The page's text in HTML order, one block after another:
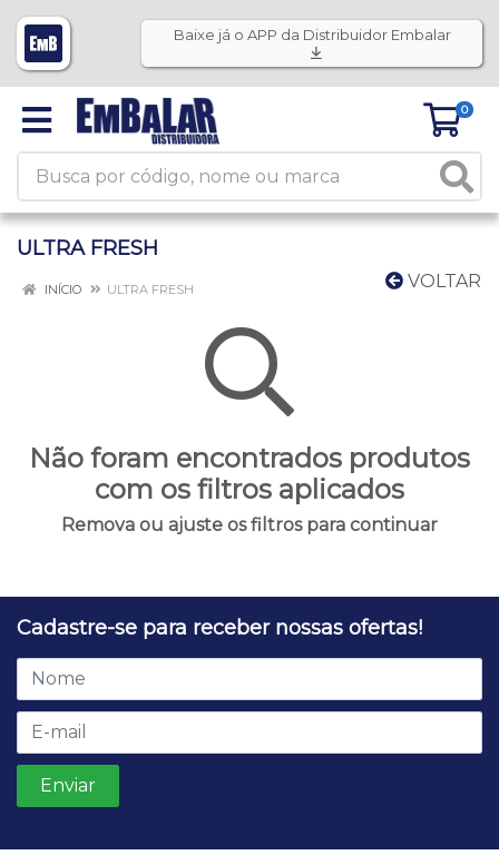
Baixe já o APP da Distribuidor Embalar
0
ULTRA FRESH
VOLTAR
INÍCIO ULTRA FRESH
Não foram encontrados produtos
com os filtros aplicados
Remova ou ajuste os filtros para continuar
Cadastre-se para receber nossas ofertas!